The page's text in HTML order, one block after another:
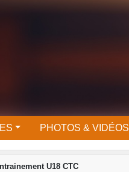
PHOTOS & VIDÉOS
U18 CTC